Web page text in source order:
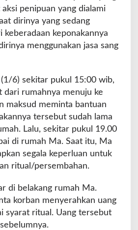
penipuan yang dialami
dirinya yang sedang
keberadaan keponakannya
menggunakan jasa sang
(1/6) sekitar pukul 15:00 wib,
dari rumahnya menuju ke
maksud meminta bantuan
tersebut sudah lama
Lalu, sekitar pukul 19.00
di rumah Ma. Saat itu, Ma
segala keperluan untuk
ritual/persembahan.
di belakang rumah Ma.
korban menyerahkan uang
syarat ritual. Uang tersebut